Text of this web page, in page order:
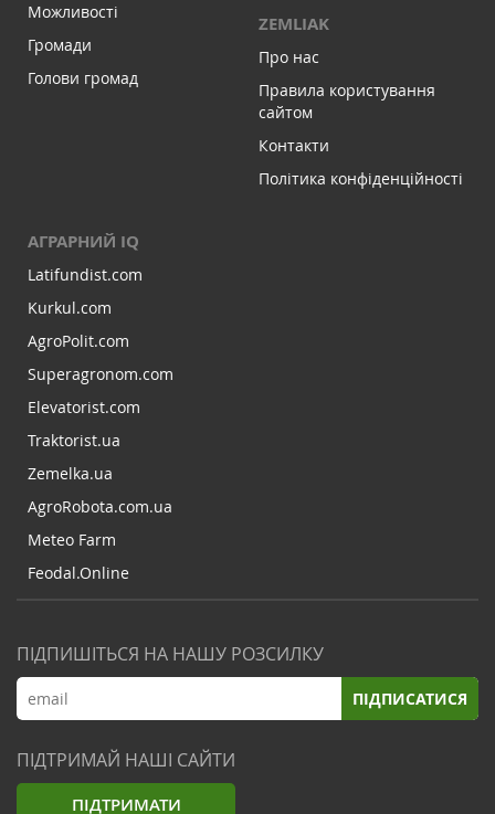
Можливості
Громади
Голови громад
ZEMLIAK
Про нас
Правила користування
сайтом
Контакти
Політика конфіденційності
АГРАРНИЙ IQ
Latifundist.com
Kurkul.com
AgroPolit.com
Superagronom.com
Elevatorist.com
Traktorist.ua
Zemelka.ua
AgroRobota.com.ua
Meteo Farm
Feodal.Online
ПІДПИШІТЬСЯ НА НАШУ РОЗСИЛКУ
ПІДПИСАТИСЯ
ПІДТРИМАЙ НАШІ САЙТИ
ПІДТРИМАТИ